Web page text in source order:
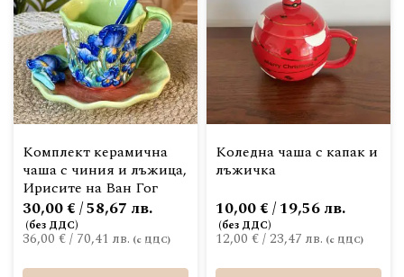
Комплект керамична
чаша с чиния и лъжица,
Ирисите на Ван Гог
36,00 €/ 70,41 лв.
30,00 € / 58,67 лв.
Коледна чаша с капак и
лъжичка
12,00 €/23,47 лв.
10,00 € / 19,56 лв.